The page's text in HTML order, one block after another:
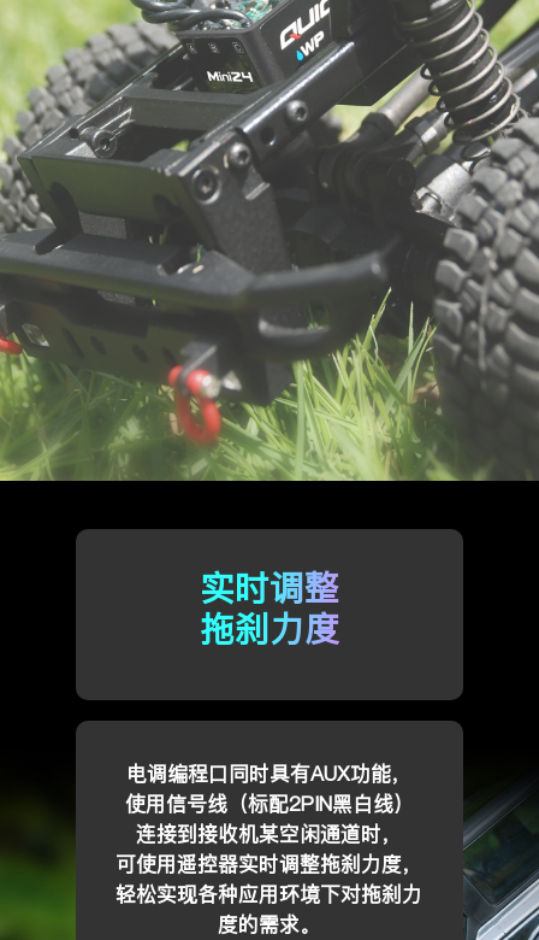
实时调整
拖刹力度
电调编程口同时具有AUX功能，
使用信号线（标配2PIN黑白线）
连接到接收机某空闲通道时，
可使用遥控器实时调整拖刹力度，
轻松实现各种应用环境下对拖刹力
度的需求。